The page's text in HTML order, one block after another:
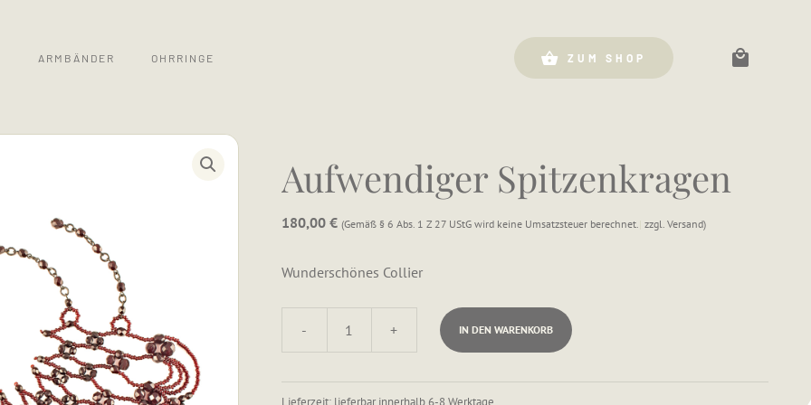
ARMBÄNDER OHRRINGE ZUM SHOP
Aufwendiger Spitzenkragen
180,00 € Gemäß § 6 Abs. 1 Z 27 UStG wird keine Umsatzsteuer berechnet. zzgl. Versand
Wunderschönes Collier
-
Menge
+ IN DEN WARENKORB
Lieferzeit: lieferbar innerhalb 6-8 Werktage